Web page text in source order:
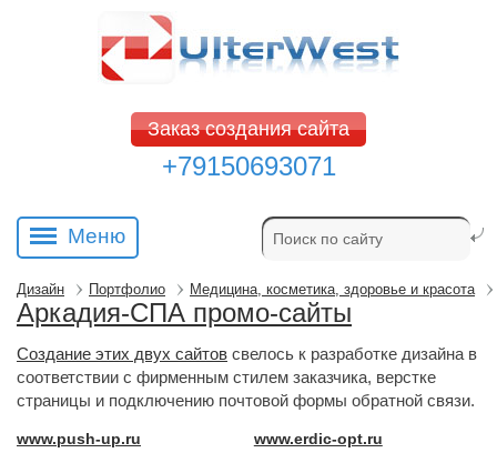
Заказ создания сайта
+79150693071
Меню
Дизайн Портфолио Медицина, косметика, здоровье и красота
Аркадия-СПА промо-сайты
Создание этих двух сайтов свелось к разработке дизайна в
соответствии с фирменным стилем заказчика, верстке
страницы и подключению почтовой формы обратной связи.
www.push-up.ru www.erdic-opt.ru